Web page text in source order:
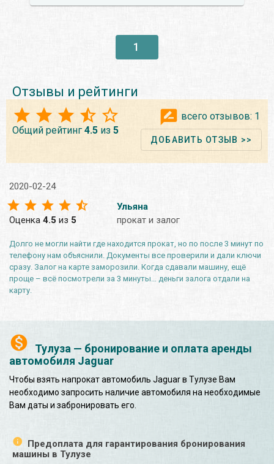
Тулуза — бронирование и оплата аренды
автомобиля Jaguar
Чтобы взять напрокат автомобиль Jaguar в Тулузе Вам
необходимо запросить наличие автомобиля на необходимые
Вам даты и забронировать его.
Предоплата для гарантирования бронирования
машины в Тулузе
1
Отзывы и рейтинги
Общий рейтинг 4.5 из 5
всего отзывов: 1
ДОБАВИТЬ ОТЗЫВ >>
2020-02-24
Оценка 4.5 из 5
Ульяна
прокат и залог
Долго не могли найти где находится прокат, но по после 3 минут по
телефону нам объяснили. Документы все проверили и дали ключи
сразу. Залог на карте заморозили. Когда сдавали машину, ещё
проще – всё посмотрели за 3 минуты… деньги залога отдали на
карту.